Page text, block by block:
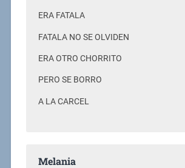
ERA FATALA
FATALA NO SE OLVIDEN
ERA OTRO CHORRITO
PERO SE BORRO
A LA CARCEL
Melania